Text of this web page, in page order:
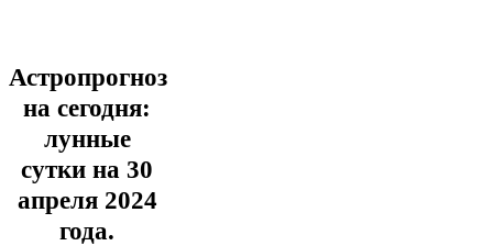
Астропрогноз
на сегодня:
лунные
сутки на 30
апреля 2024
года.